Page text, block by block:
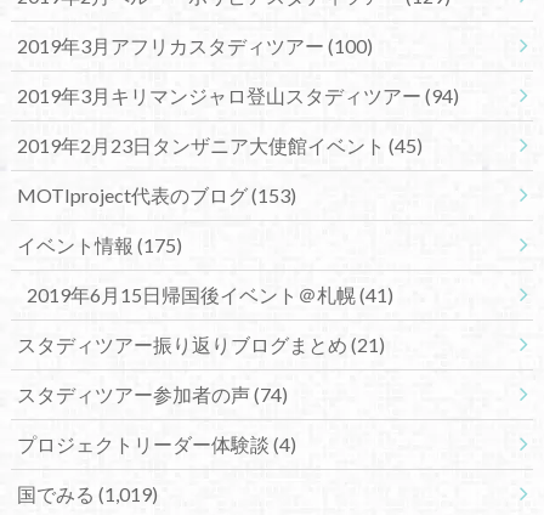
2019年3月アフリカスタディツアー (100)
2019年3月キリマンジャロ登山スタディツアー (94)
2019年2月23日タンザニア大使館イベント (45)
MOTIproject代表のブログ(153)
イベント情報 (175)
2019年6月15日帰国後イベント＠札幌(41)
スタディツアー振り返りブログまとめ (21)
スタディツアー参加者の声(74)
プロジェクトリーダー体験談 (4)
国でみる (1,019)